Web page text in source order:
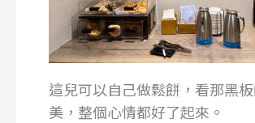
這兒可以自己做鬆餅，看那黑
美，整個心情都好了起來。